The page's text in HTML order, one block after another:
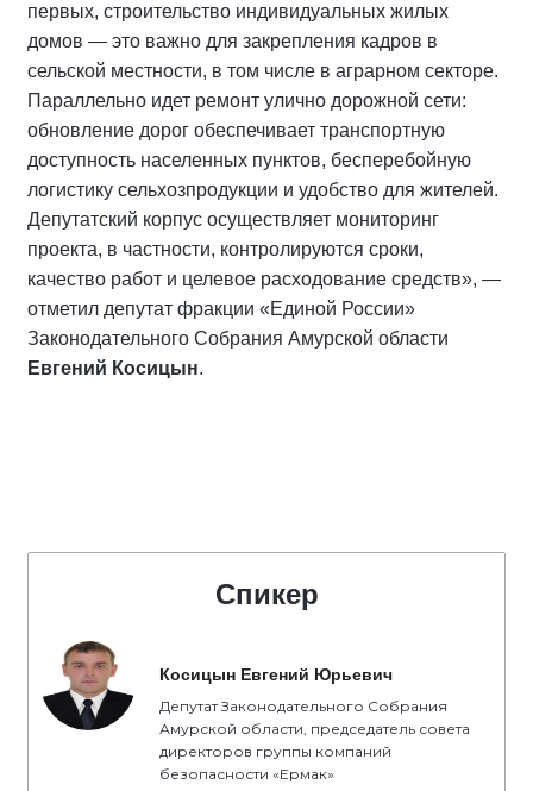
первых, строительство индивидуальных жилых
домов — это важно для закрепления кадров в
сельской местности, в том числе в аграрном секторе.
Параллельно идет ремонт улично дорожной сети:
обновление дорог обеспечивает транспортную
доступность населенных пунктов, бесперебойную
логистику сельхозпродукции и удобство для жителей.
Депутатский корпус осуществляет мониторинг
проекта, в частности, контролируются сроки,
качество работ и целевое расходование средств», —
отметил депутат фракции «Единой России»
Законодательного Собрания Амурской области
Евгений Косицын.
Спикер
Косицын Евгений Юрьевич
Депутат Законодательного Собрания
Амурской области, председатель совета
директоров группы компаний
безопасности «Ермак»